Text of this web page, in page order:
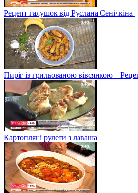
Рецепт галушок від Руслана Сенічкіна
Пиріг із грильованою вівсянкою –
Картопляні рулети з лаваша